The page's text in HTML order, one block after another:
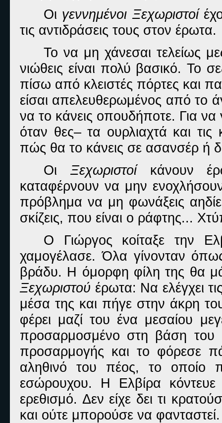
Οι γεννημένοι Ξεχωριστοί
τις αντιδράσεις τους στον έρωτα.
Το να μη χάνεσαι τελείως
νιώθεις είναι πολύ βασικό. Το
πίσω από κλειστές πόρτες και
είσαι απελευθερωμένος από το
να το κάνεις οπουδήποτε. Για να
όταν θες– τα ουρλιαχτά και
πώς θα το κάνεις σε ασανσέρ ή
Οι Ξεχωριστοίκάνουν
καταφέρνουν να μην
πρόβλημα να μη φωνάξεις
σκίζεις, που είναι ο ράφτης...
Ο Γιώργος κοίταξε την
χαμογέλασε. Όλα γίνονταν
βράδυ. Η όμορφη φίλη της θα
Ξεχωριστού έρωτα: Να ελέγχει
μέσα της και πήγε στην άκρη
φέρει μαζί του ένα μεσαίου
προσαρμοσμένο στη βάση του
προσαρμογής και το φόρεσε
αληθινό του πέος, το οποίο
εσώρουχου. Η Ελβίρα κόντευε
ερεθισμό. Δεν είχε δει τι
και ούτε μπορούσε να φανταστεί.